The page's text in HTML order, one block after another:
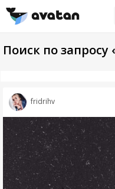
Поиск по
fridrihv